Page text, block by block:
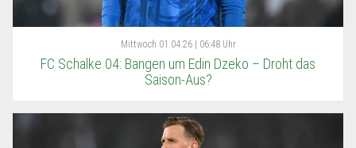
Mittwoch 01.04.26 | 06:48 Uhr
FC Schalke 04: Bangen um Edin Dzeko – Droht das
Saison-Aus?